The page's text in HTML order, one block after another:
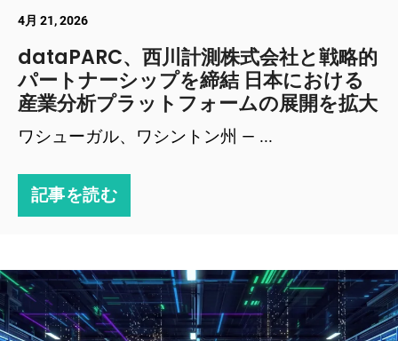
4月 21, 2026
dataPARC、西川計測株式会社と戦略的
パートナーシップを締結 日本における
産業分析プラットフォームの展開を拡大
ワシューガル、ワシントン州 — ...
記事を読む